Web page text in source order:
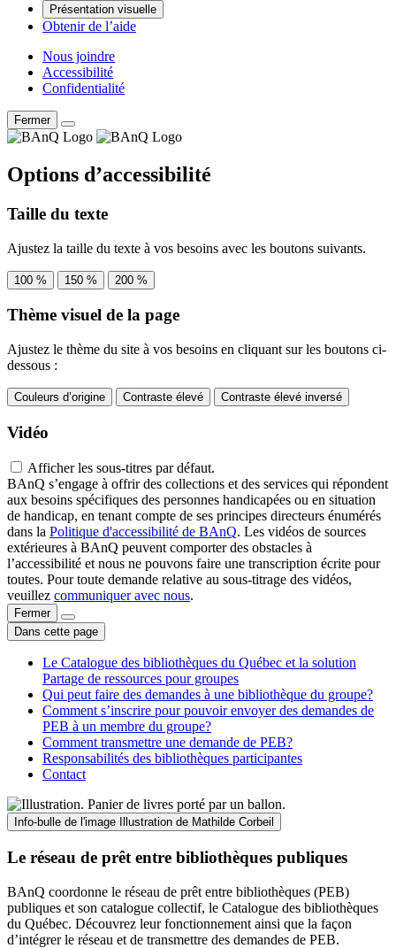
Présentation visuelle
Obtenir de l’aide
Nous joindre
Accessibilité
Confidentialité
Fermer
Options d’accessibilité
Taille du texte
Ajustez la taille du texte à vos besoins avec les boutons suivants.
100 % 150 % 200 %
Thème visuel de la page
Ajustez le thème du site à vos besoins en cliquant sur les boutons ci-
dessous :
Couleurs d’origine Contraste élevé Contraste élevé inversé
Vidéo
Afficher les sous-titres par défaut.
BAnQ s’engage à offrir des collections et des services qui répondent
aux besoins spécifiques des personnes handicapées ou en situation
de handicap, en tenant compte de ses principes directeurs énumérés
dans la Politique d'accessibilité de BAnQ. Les vidéos de sources
extérieures à BAnQ peuvent comporter des obstacles à
l’accessibilité et nous ne pouvons faire une transcription écrite pour
toutes. Pour toute demande relative au sous-titrage des vidéos,
veuillez communiquer avec nous.
Fermer
Dans cette page
Le Catalogue des bibliothèques du Québec et la solution
Partage de ressources pour groupes
Qui peut faire des demandes à une bibliothèque du groupe?
Comment s’inscrire pour pouvoir envoyer des demandes de
PEB à un membre du groupe?
Comment transmettre une demande de PEB?
Responsabilités des bibliothèques participantes
Contact
Info-bulle de l'image Illustration de Mathilde Corbeil
Le réseau de prêt entre bibliothèques publiques
BAnQ coordonne le réseau de prêt entre bibliothèques (PEB)
publiques et son catalogue collectif, le Catalogue des bibliothèques
du Québec. Découvrez leur fonctionnement ainsi que la façon
d’intégrer le réseau et de transmettre des demandes de PEB.